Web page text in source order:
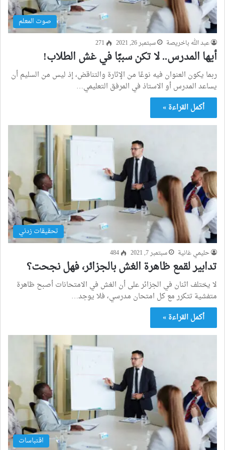
صوت المعلم
عبد الله باخريصة سبتمبر 26, 2021 271
أيها المدرس.. لا تكن سببًا في غش الطلاب!
ربما يكون العنوان فيه نوعًا من الإثارة والتناقض، إذ ليس من السليم أن
يساعد المدرس أو الاستاذ في المرفق التعليمي…
أكمل القراءة »
تحقيقات زدني
حليمي غانية سبتمبر 7, 2021 484
تدابير لقمع ظاهرة الغش بالجزائر، فهل نجحت؟
لا يختلف اثنان في الجزائر على أن الغش في الامتحانات أصبح ظاهرة
متفشية تتكرر مع كل امتحان مدرسي، فلا يوجد…
أكمل القراءة »
اقتباسات